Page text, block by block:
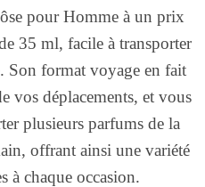
pour Homme à un prix
35 ml, facile à transporter
Son format voyage en fait
vos déplacements, et vous
plusieurs parfums de la
offrant ainsi une variété
à chaque occasion.